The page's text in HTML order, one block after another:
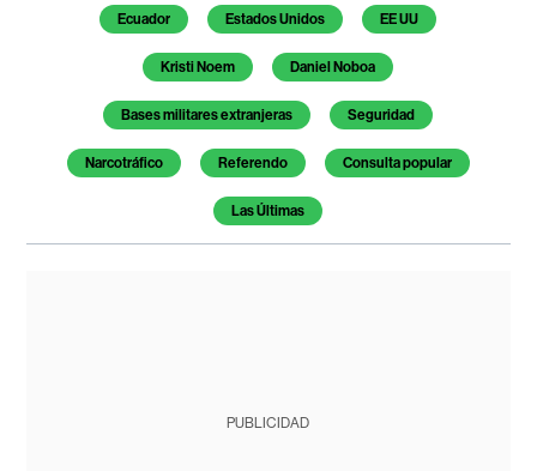
Ecuador Estados Unidos EE UU
Kristi Noem Daniel Noboa
Bases militares extranjeras Seguridad
Narcotráfico Referendo Consulta popular
Las Últimas
PUBLICIDAD